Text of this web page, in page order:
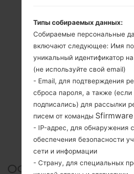
ОФИЦИАЛЬНАЯ
Типы собираемых данных:
Собираемые персональные
включают следующее: Имя
уникальный идентификатор
(не используйте свой email)
- Email, для подтверждения
сброса пароля, а также
подписались) для рассылки
писем от команды Sfirmware
- IP-адрес, для обнаружения
обеспечения безопасности
сети и информации
- Страну, для специальных